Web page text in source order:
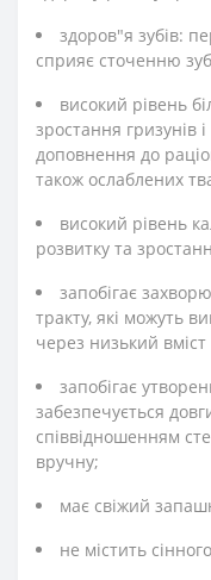
здоров"я зубів:
сприяє сточенню
високий рівень
зростання гризунів
доповнення до
також ослаблених
високий рівень
розвитку та
запобігає
тракту, які можуть
через низький вміст
запобігає
забезпечується
співвідношенням
вручну;
має свіжий
не містить